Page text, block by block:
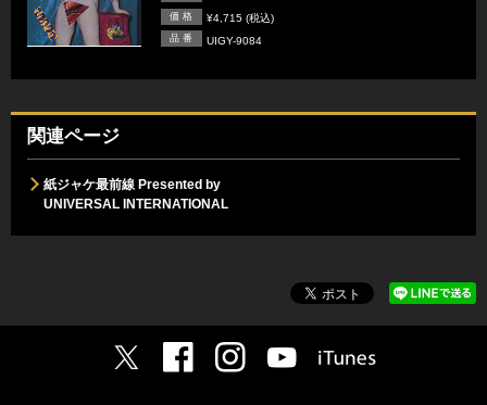
価 格 ¥4,715 (税込)
品 番 UIGY-9084
関連ページ
紙ジャケ最前線 Presented by
UNIVERSAL INTERNATIONAL